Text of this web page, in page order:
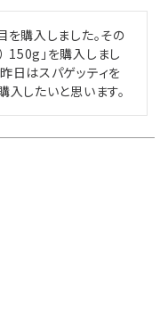
を購入しました。その
150g」を購入しまし
日はスパゲッティを
入したいと思います。